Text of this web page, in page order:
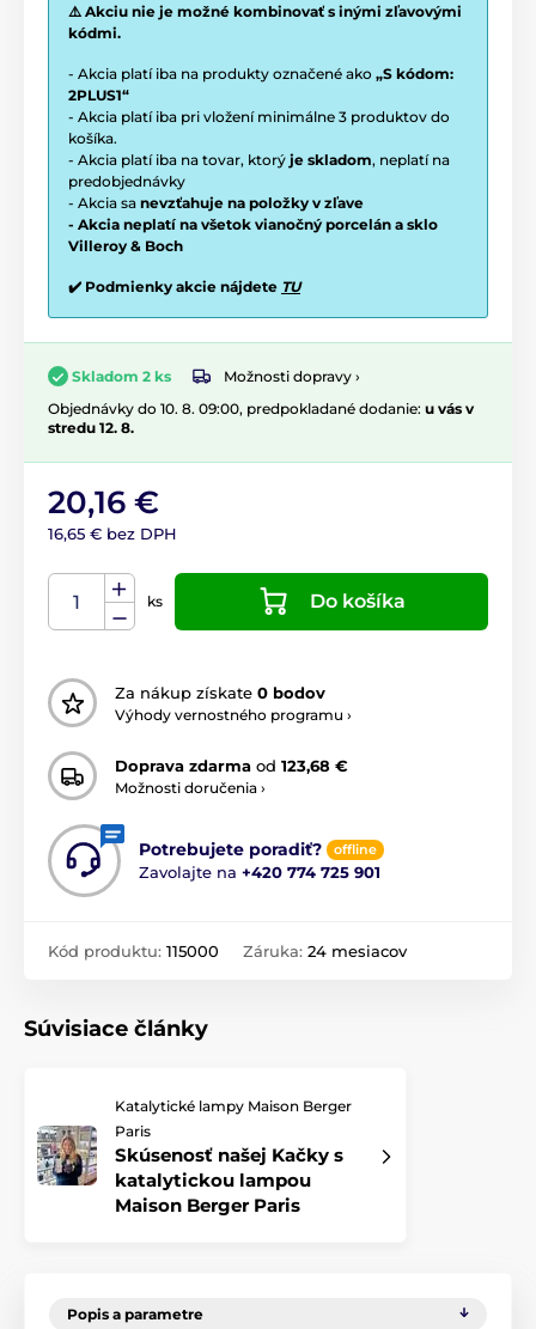
⚠️ Akciu nie je možné kombinovať s inými zľavovými
kódmi.
- Akcia platí iba na produkty označené ako „S kódom:
2PLUS1“
- Akcia platí iba pri vložení minimálne 3 produktov do
košíka.
- Akcia platí iba na tovar, ktorý je skladom, neplatí na
predobjednávky
- Akcia sa nevzťahuje na položky v zľave
- Akcia neplatí na všetok vianočný porcelán a sklo
Villeroy & Boch
✔️ Podmienky akcie nájdete TU
Skladom 2 ks
Možnosti dopravy ›
Objednávky do 10. 8. 09:00, predpokladané dodanie: u vás v
stredu 12. 8.
20,16 €
16,65 € bez DPH
ks Do košíka
Za nákup získate 0 bodov
Výhody vernostného programu ›
Doprava zdarma od 123,68 €
Možnosti doručenia ›
Potrebujete poradiť? offline
Zavolajte na +420 774 725 901
Kód produktu: 115000 Záruka: 24 mesiacov
Súvisiace články
Katalytické lampy Maison Berger
Paris
Skúsenosť našej Kačky s
katalytickou lampou
Maison Berger Paris
Popis a parametre